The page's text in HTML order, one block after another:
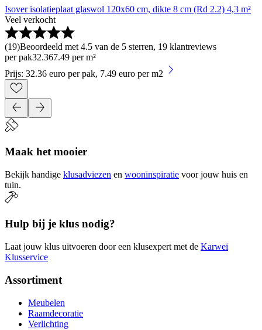
Isover isolatieplaat glaswol 120x60 cm, dikte 8 cm (Rd 2.2) 4,3 m²
Veel verkocht
(19)Beoordeeld met 4.5 van de 5 sterren, 19 klantreviews
per pak32.367.49 per m²
Prijs: 32.36 euro per pak, 7.49 euro per m2
Maak het mooier
Bekijk handige klusadviezen en wooninspiratie voor jouw huis en
tuin.
Hulp bij je klus nodig?
Laat jouw klus uitvoeren door een klusexpert met de Karwei
Klusservice
Assortiment
Meubelen
Raamdecoratie
Verlichting